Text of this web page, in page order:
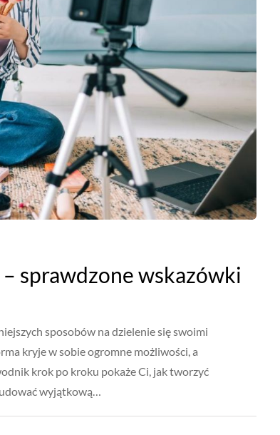
sprawdzone wskazówki
sposobów na dzielenie się swoimi
kryje w sobie ogromne możliwości, a
krok po kroku pokaże Ci, jak tworzyć
wyjątkową…